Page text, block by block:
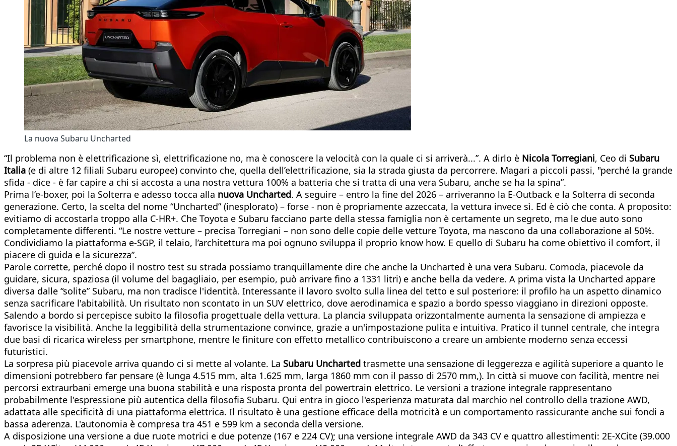
La nuova Subaru Uncharted
“Il problema non è elettrificazione sì, elettrificazione no, ma è conoscere la velocità con la quale ci si arriverà...”. A dirlo è Nicola Torregiani, Ceo di Subaru
Italia (e di altre 12 filiali Subaru europee) convinto che, quella dell’elettrificazione, sia la strada giusta da percorrere. Magari a piccoli passi, "perché la grande
sfida - dice - è far capire a chi si accosta a una nostra vettura 100% a batteria che si tratta di una vera Subaru, anche se ha la spina”.
Prima l’e-boxer, poi la Solterra e adesso tocca alla nuova Uncharted. A seguire – entro la fine del 2026 – arriveranno la E-Outback e la Solterra di seconda
generazione. Certo, la scelta del nome “Uncharted” (inesplorato) – forse - non è propriamente azzeccata, la vettura invece sì. Ed è ciò che conta. A proposito:
evitiamo di accostarla troppo alla C-HR+. Che Toyota e Subaru facciano parte della stessa famiglia non è certamente un segreto, ma le due auto sono
completamente differenti. “Le nostre vetture – precisa Torregiani – non sono delle copie delle vetture Toyota, ma nascono da una collaborazione al 50%.
Condividiamo la piattaforma e-SGP, il telaio, l’architettura ma poi ognuno sviluppa il proprio know how. E quello di Subaru ha come obiettivo il comfort, il
piacere di guida e la sicurezza”.
Parole corrette, perché dopo il nostro test su strada possiamo tranquillamente dire che anche la Uncharted è una vera Subaru. Comoda, piacevole da
guidare, sicura, spaziosa (il volume del bagagliaio, per esempio, può arrivare fino a 1331 litri) e anche bella da vedere. A prima vista la Uncharted appare
diversa dalle “solite” Subaru, ma non tradisce l'identità. Interessante il lavoro svolto sulla linea del tetto e sul posteriore: il profilo ha un aspetto dinamico
senza sacrificare l'abitabilità. Un risultato non scontato in un SUV elettrico, dove aerodinamica e spazio a bordo spesso viaggiano in direzioni opposte.
Salendo a bordo si percepisce subito la filosofia progettuale della vettura. La plancia sviluppata orizzontalmente aumenta la sensazione di ampiezza e
favorisce la visibilità. Anche la leggibilità della strumentazione convince, grazie a un'impostazione pulita e intuitiva. Pratico il tunnel centrale, che integra
due basi di ricarica wireless per smartphone, mentre le finiture con effetto metallico contribuiscono a creare un ambiente moderno senza eccessi
futuristici.
La sorpresa più piacevole arriva quando ci si mette al volante. La Subaru Uncharted trasmette una sensazione di leggerezza e agilità superiore a quanto le
dimensioni potrebbero far pensare (è lunga 4.515 mm, alta 1.625 mm, larga 1860 mm con il passo di 2570 mm,). In città si muove con facilità, mentre nei
percorsi extraurbani emerge una buona stabilità e una risposta pronta del powertrain elettrico. Le versioni a trazione integrale rappresentano
probabilmente l'espressione più autentica della filosofia Subaru. Qui entra in gioco l'esperienza maturata dal marchio nel controllo della trazione AWD,
adattata alle specificità di una piattaforma elettrica. Il risultato è una gestione efficace della motricità e un comportamento rassicurante anche sui fondi a
bassa aderenza. L'autonomia è compresa tra 451 e 599 km a seconda della versione.
A disposizione una versione a due ruote motrici e due potenze (167 e 224 CV); una versione integrale AWD da 343 CV e quattro allestimenti: 2E-XCite (39.000